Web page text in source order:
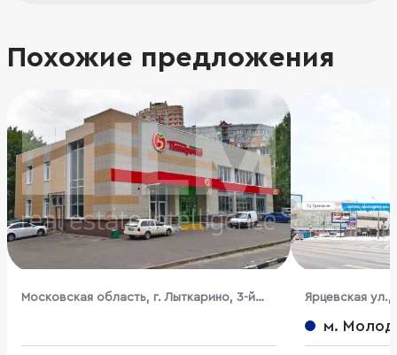
Похожие предложения
Московская область, г. Лыткарино, 3-й
Ярцевская ул.,
м.